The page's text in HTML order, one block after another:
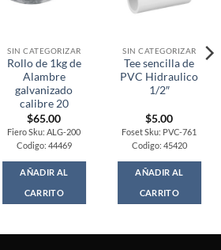
SIN CATEGORIZAR
Rollo de 1kg de
Alambre
galvanizado
calibre 20
$65.00
Fiero Sku: ALG-200
Codigo: 44469
AÑADIR AL
CARRITO
SIN CATEGORIZAR
Tee sencilla de
PVC Hidraulico
1/2″
$5.00
Foset Sku: PVC-761
Codigo: 45420
AÑADIR AL
CARRITO